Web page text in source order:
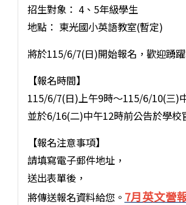
招生對象： 4、5年級學生
地點： 東光國小英語教室(暫定)
將於115/6/7(日)開始報名，歡迎踴
【報名時間】
115/6/7(日)上午9時～115/6/10(三)
並於6/16(二)中午12時前公告於學校
【報名注意事項】
請填寫電子郵件地址，
送出表單後，
將傳送報名資料給您。 7月英文營